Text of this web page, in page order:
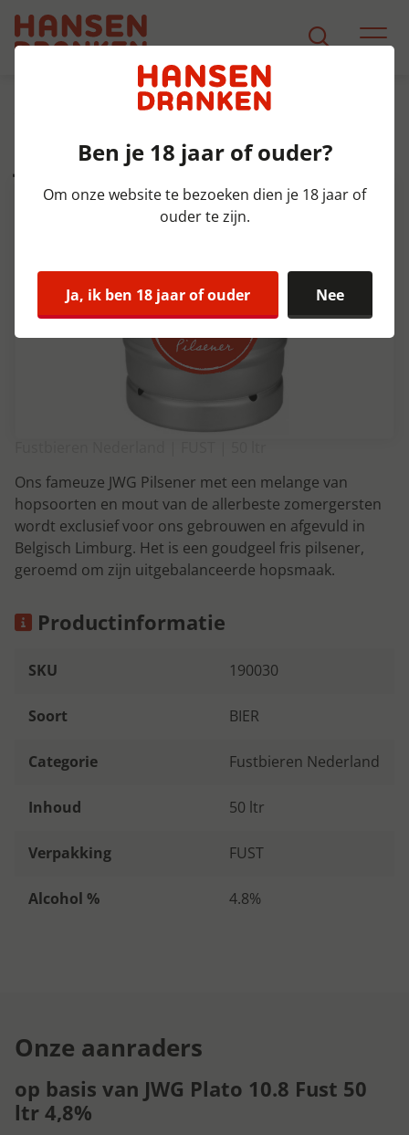
Product Detail
JWG Plato 10.8 Fust 50 ltr 4,8%
Ons fameuze JWG Pilsener met een melange van
hopsoorten en mout van de allerbeste zomergersten
wordt exclusief voor ons gebrouwen en afgevuld in
Belgisch Limburg. Het is een goudgeel fris pilsener,
geroemd om zijn uitgebalanceerde hopsmaak.
Productinformatie
SKU 190030
Soort BIER
Categorie Fustbieren Nederland
Inhoud 50 ltr
Verpakking FUST
Alcohol % 4.8%
Onze aanraders
op basis van JWG Plato 10.8 Fust 50
ltr 4,8%
Ben je 18 jaar of ouder?
Om onze website te bezoeken dien je 18 jaar of
ouder te zijn.
Ja, ik ben 18 jaar of ouder Nee